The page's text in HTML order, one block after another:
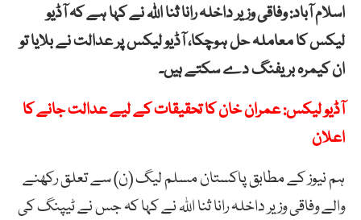
اسلام آباد: وفاقی وزیر داخلہ رانا ثنا اللہ نے کہا ہے کہ آڈیو
لیکس کا معاملہ حل ہوچکا، آڈیو لیکس پر عدالت نے بلایا تو
ان کیمرہ بریفنگ دے سکتے ہیں۔
آڈیو لیکس: عمران خان کا تحقیقات کے لیے عدالت جانے کا
اعلان
ہم نیوز کے مطابق پاکستان مسلم لیگ (ن) سے تعلق رکھنے
والے وفاقی وزیر داخلہ رانا ثنا اللہ نے کہا کہ جس نے ٹیپنگ کی